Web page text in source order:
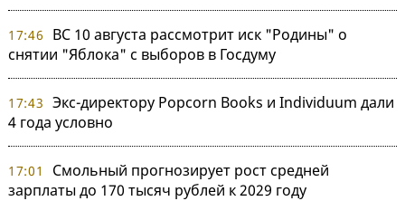
17:46
ВС 10 августа рассмотрит иск "Родины" о
снятии "Яблока" с выборов в Госдуму
17:43 Экс-директору Popcorn Books и Individuum дали
4 года условно
17:01
Смольный прогнозирует рост средней
зарплаты до 170 тысяч рублей к 2029 году